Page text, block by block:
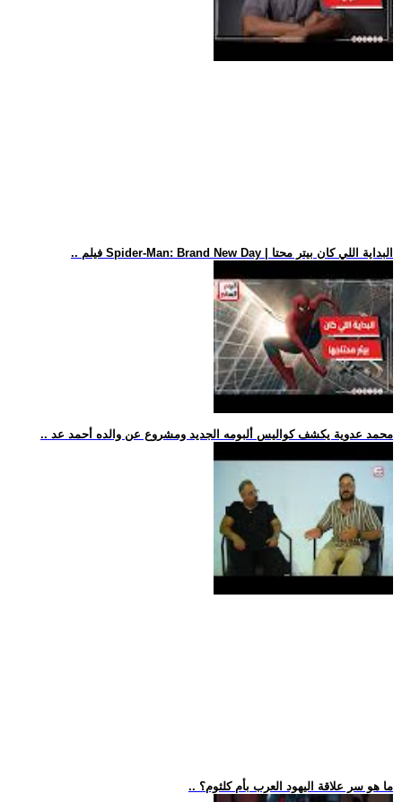
.. فيلم Spider-Man: Brand New Day | البداية اللي كان بيتر محتا
.. محمد عدوية يكشف كواليس ألبومه الجديد ومشروع عن والده أحمد عد
.. ما هو سر علاقة اليهود العرب بأم كلثوم؟